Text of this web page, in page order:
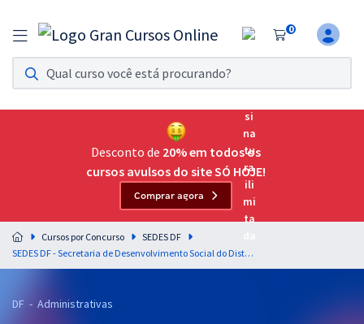
0
Assinatura Ilimitada 11
Acesso a todos os cursos. Teste grátis por 7 dias!
Assinatura OAB Até Passar
Acesso ilimitado a toda preparação para o Exame da
Residências Multiprofissionais
Preparação completa e intensiva para as principais
residências em saúde do Brasil
Desconto de 20% em todos os
cursos avulsos do site SÓ HOJE!
Comprar agora
Cursos por Concurso
SEDES DF
SEDES DF - Secretaria de Desenvolvimento Social do Distrito Federal - Especialista em Desenvolvimento e Assistência Social (EDAS) - Especialidade: Comunicação Social (Cargo 402) - Pós-Edital
DF - Administrativas